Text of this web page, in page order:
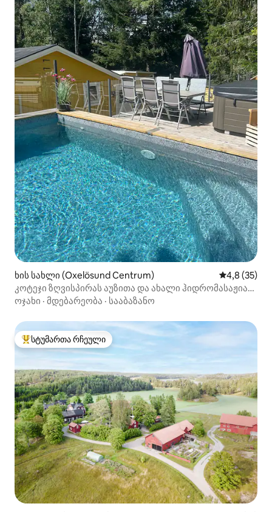
ხის სახლი (Oxelösund Centrum) საშუალო
4,8 (35)
კოტეჯი ზღვისპირას აუზითა და ახალი ჰიდრომასაჟიანი
აუზით
ოჯახი · მდებარეობა · სააბაზანო
სტუმართა რჩეული მოწინავე ვარიანტი
სტუმართა რჩეული